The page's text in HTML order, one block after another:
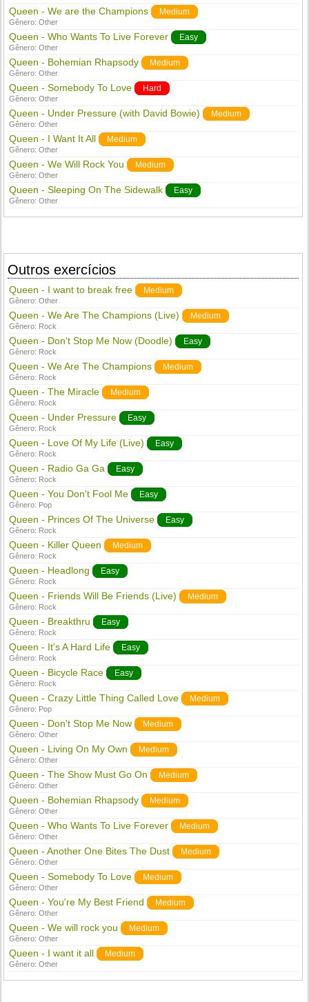
Queen - We are the Champions Medium
Gênero:Other
Queen - Who Wants To Live Forever Easy
Gênero:Other
Queen - Bohemian Rhapsody Medium
Gênero:Other
Queen - Somebody To Love Hard
Gênero:Other
Queen - Under Pressure (with David Bowie) Medium
Gênero:Other
Queen - I Want It All Medium
Gênero:Other
Queen - We Will Rock You Medium
Gênero:Other
Queen - Sleeping On The Sidewalk Easy
Gênero:Other
Outros exercícios
Queen - I want to break free Medium
Gênero:Other
Queen - We Are The Champions (Live) Medium
Gênero: Rock
Queen - Don't Stop Me Now (Doodle) Easy
Gênero: Rock
Queen - We Are The Champions Medium
Gênero: Rock
Queen - The Miracle Medium
Gênero: Rock
Queen - Under Pressure Easy
Gênero: Rock
Queen - Love Of My Life (Live) Easy
Gênero: Rock
Queen - Radio Ga Ga Easy
Gênero: Rock
Queen - You Don't Fool Me Easy
Gênero: Pop
Queen - Princes Of The Universe Easy
Gênero: Rock
Queen - Killer Queen Medium
Gênero: Rock
Queen - Headlong Easy
Gênero: Rock
Queen - Friends Will Be Friends (Live) Medium
Gênero: Rock
Queen - Breakthru Easy
Gênero: Rock
Queen - It's A Hard Life Easy
Gênero: Rock
Queen - Bicycle Race Easy
Gênero: Rock
Queen - Crazy Little Thing Called Love Medium
Gênero: Pop
Queen - Don't Stop Me Now Medium
Gênero:Other
Queen - Living On My Own Medium
Gênero:Other
Queen - The Show Must Go On Medium
Gênero:Other
Queen - Bohemian Rhapsody Medium
Gênero:Other
Queen - Who Wants To Live Forever Medium
Gênero:Other
Queen - Another One Bites The Dust Medium
Gênero:Other
Queen - Somebody To Love Medium
Gênero:Other
Queen - You're My Best Friend Medium
Gênero:Other
Queen - We will rock you Medium
Gênero:Other
Queen - I want it all Medium
Gênero:Other